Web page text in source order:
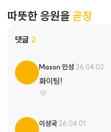
따뜻한 응원을 곧장
댓글 2
Mason 민성 26.04.02
화이팅!
이성국 26.04.01